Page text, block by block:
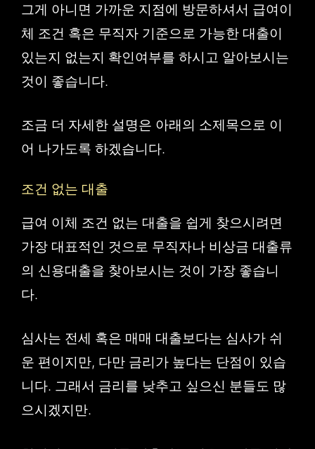
그게 아니면 가까운 지점에 방문하셔서 급여이
체 조건 혹은 무직자 기준으로 가능한 대출이
있는지 없는지 확인여부를 하시고 알아보시는
것이 좋습니다.
조금 더 자세한 설명은 아래의 소제목으로 이
어 나가도록 하겠습니다.
조건 없는 대출
급여 이체 조건 없는 대출을 쉽게 찾으시려면
가장 대표적인 것으로 무직자나 비상금 대출류
의 신용대출을 찾아보시는 것이 가장 좋습니
다.
심사는 전세 혹은 매매 대출보다는 심사가 쉬
운 편이지만, 다만 금리가 높다는 단점이 있습
니다. 그래서 금리를 낮추고 싶으신 분들도 많
으시겠지만.